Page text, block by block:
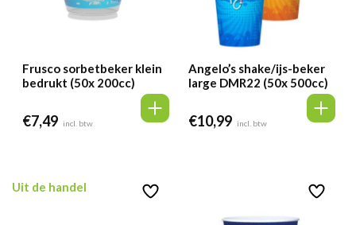
Frusco sorbetbeker klein
bedrukt (50x 200cc)
€7,49 incl. btw
Angelo’s shake/ijs-beker
large DMR22 (50x 500cc)
€10,99 incl. btw
Uit de handel